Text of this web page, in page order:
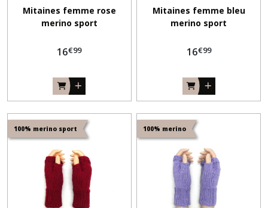
Mitaines femme rose
merino sport
16€99
Mitaines femme bleu
merino sport
16€99
100% merino sport 100% merino